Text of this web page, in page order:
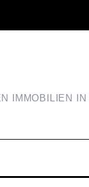
IMMOBILIEN